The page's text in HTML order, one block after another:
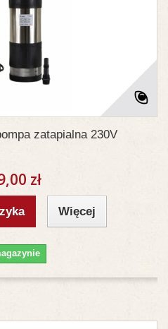
zatapialna 230V
zł
Więcej